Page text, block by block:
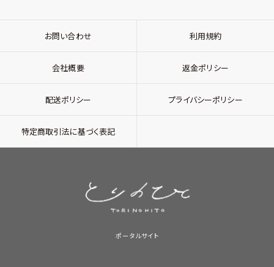
お問い合わせ 利用規約
会社概要 返金ポリシー
配送ポリシー プライバシーポリシー
特定商取引法に基づく表記
ポータルサイト